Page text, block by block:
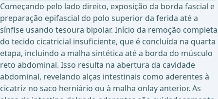
Começando pelo lado direito, exposição da borda fascial e
preparação epifascial do polo superior da ferida até a
sínfise usando tesoura bipolar. Início da remoção completa
do tecido cicatricial insuficiente, que é concluída na quarta
etapa, incluindo a malha sintética até a borda do músculo
reto abdominal. Isso resulta na abertura da cavidade
abdominal, revelando alças intestinais como aderentes à
cicatriz no saco herniário ou à malha onlay anterior. As